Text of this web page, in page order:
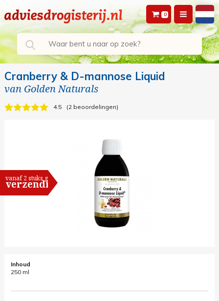
0
Cranberry & D-mannose Liquid
van Golden Naturals
4.5 2 beoordelingen
vanaf 2 stuks gratis
verzending
Inhoud
250 ml